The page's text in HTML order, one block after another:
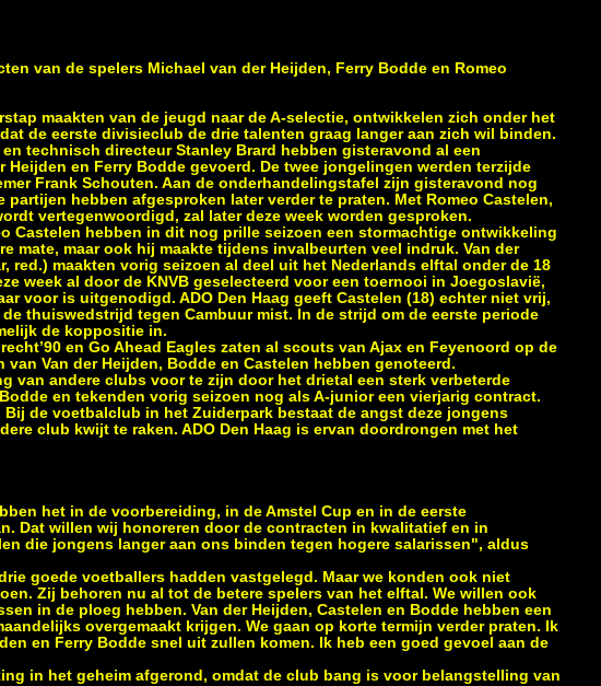
van de spelers Michael van der Heijden, Ferry Bodde en Romeo
maakten van de jeugd naar de A-selectie, ontwikkelen zich onder het
de eerste divisieclub de drie talenten graag langer aan zich wil binden.
technisch directeur Stanley Brard hebben gisteravond al een
en Ferry Bodde gevoerd. De twee jongelingen werden terzijde
Frank Schouten. Aan de onderhandelingstafel zijn gisteravond nog
hebben afgesproken later verder te praten. Met Romeo Castelen,
vertegenwoordigd, zal later deze week worden gesproken.
Castelen hebben in dit nog prille seizoen een stormachtige ontwikkeling
mate, maar ook hij maakte tijdens invalbeurten veel indruk. Van der
red.) maakten vorig seizoen al deel uit het Nederlands elftal onder de 18
week al door de KNVB geselecteerd voor een toernooi in Joegoslavië,
voor is uitgenodigd. ADO Den Haag geeft Castelen (18) echter niet vrij,
thuiswedstrijd tegen Cambuur mist. In de strijd om de eerste periode
de koppositie in.
en Go Ahead Eagles zaten al scouts van Ajax en Feyenoord op de
Van der Heijden, Bodde en Castelen hebben genoteerd.
van andere clubs voor te zijn door het drietal een sterk verbeterde
en tekenden vorig seizoen nog als A-junior een vierjarig contract.
de voetbalclub in het Zuiderpark bestaat de angst deze jongens
club kwijt te raken. ADO Den Haag is ervan doordrongen met het
het in de voorbereiding, in de Amstel Cup en in de eerste
Dat willen wij honoreren door de contracten in kwalitatief en in
die jongens langer aan ons binden tegen hogere salarissen", aldus
goede voetballers hadden vastgelegd. Maar we konden ook niet
Zij behoren nu al tot de betere spelers van het elftal. We willen ook
in de ploeg hebben. Van der Heijden, Castelen en Bodde hebben een
overgemaakt krijgen. We gaan op korte termijn verder praten. Ik
en Ferry Bodde snel uit zullen komen. Ik heb een goed gevoel aan de
in het geheim afgerond, omdat de club bang is voor belangstelling van